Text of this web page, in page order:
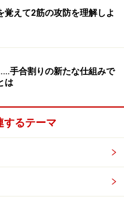
部の将棋ファンが固唾を
在したのだ。
の剣を持っていた。プロ
き上げてきた切れ味鋭い
に特化し、短期間で
は両刃であることを阿久
いくが、いずれにせよ、
覚えて2筋の攻防を理解しよ
手合割りの新たな仕組みで
は
するテーマ